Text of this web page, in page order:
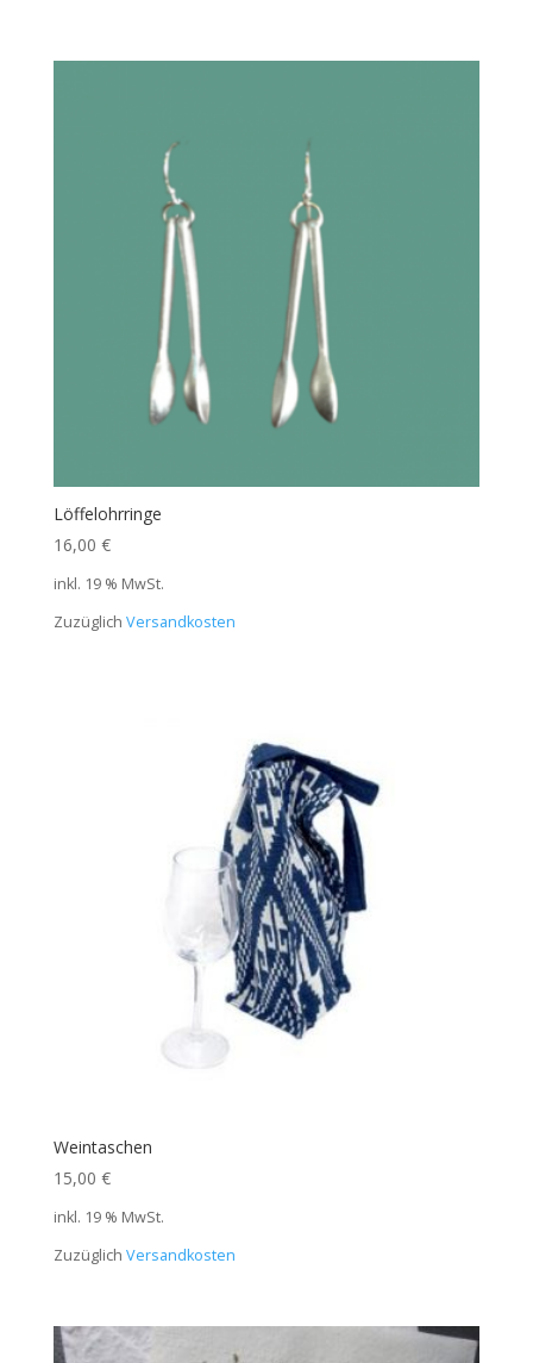
Löffelohrringe
16,00 €
inkl. 19 % MwSt.
Zuzüglich Versandkosten
Weintaschen
15,00 €
inkl. 19 % MwSt.
Zuzüglich Versandkosten